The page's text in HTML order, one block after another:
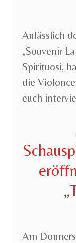
Anlässlich
„Souvenir
Spirituosi,
die
euch
Am